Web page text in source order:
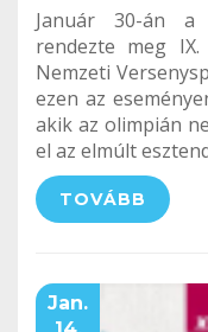
Január 30-án a
rendezte meg
Nemzeti
ezen az
akik az olimpián
el az elmúlt
TOVÁBB
Jan.